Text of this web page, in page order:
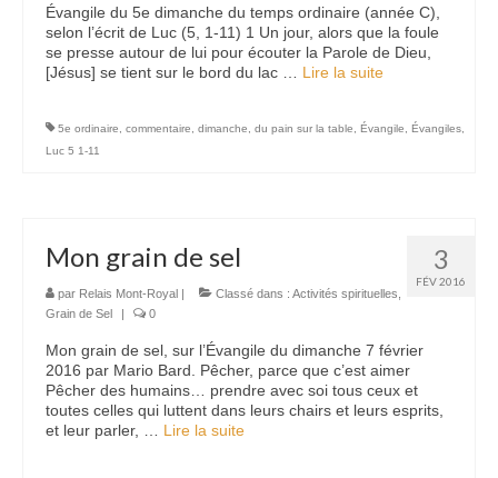
Évangile du 5e dimanche du temps ordinaire (année C),
selon l’écrit de Luc (5, 1-11) 1 Un jour, alors que la foule
se presse autour de lui pour écouter la Parole de Dieu,
[Jésus] se tient sur le bord du lac … Lire la suite­­
5e ordinaire commentaire dimanche du pain sur la table Évangile Évangiles
Luc 5 1-11
3
FÉV 2016
Mon grain de sel
par Relais Mont-Royal | Classé dans : Activités spirituelles
Grain de Sel
| 0
Mon grain de sel, sur l’Évangile du dimanche 7 février
2016 par Mario Bard. Pêcher, parce que c’est aimer
Pêcher des humains… prendre avec soi tous ceux et
toutes celles qui luttent dans leurs chairs et leurs esprits,
et leur parler, … Lire la suite­­